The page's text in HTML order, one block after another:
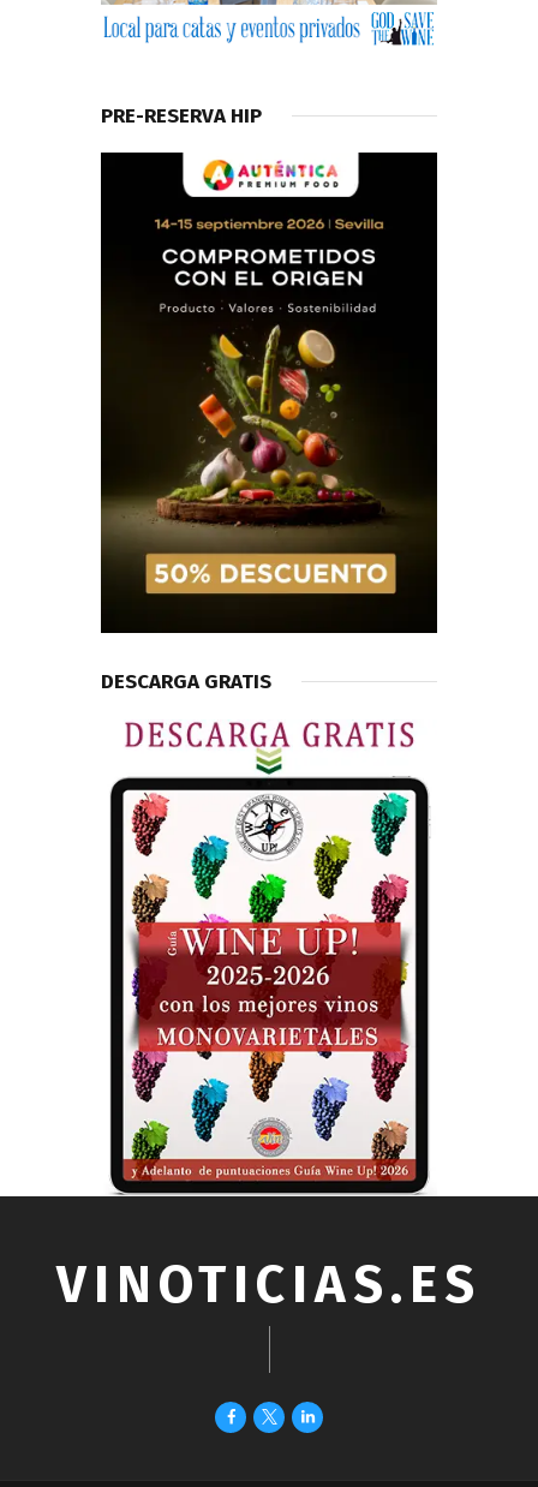
PRE-RESERVA HIP
DESCARGA GRATIS
VINOTICIAS.ES